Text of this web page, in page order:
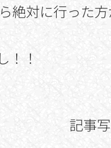
絶対に行った
！！
記事